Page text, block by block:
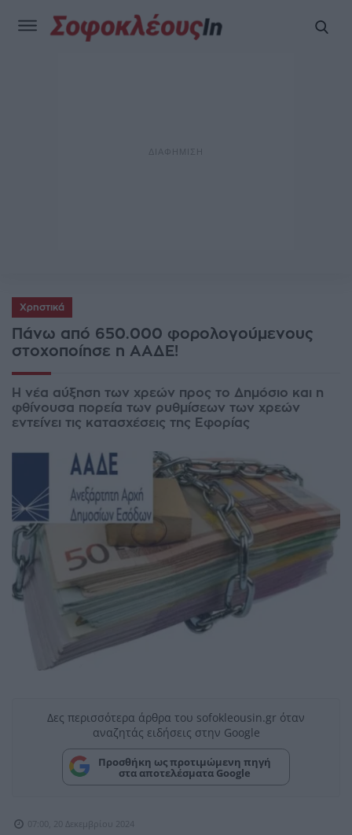
Χρηστικά
Πάνω από 650.000 φορολογούμενους
στοχοποίησε η ΑΑΔΕ!
Η νέα αύξηση των χρεών προς το Δημόσιο και η
φθίνουσα πορεία των ρυθμίσεων των χρεών
εντείνει τις κατασχέσεις της Εφορίας
Δες περισσότερα άρθρα του sofokleousin.gr όταν
αναζητάς ειδήσεις στην Google
Προσθήκη ως προτιμώμενη πηγή
στα αποτελέσματα Google
07:00, 20 Δεκεμβρίου 2024